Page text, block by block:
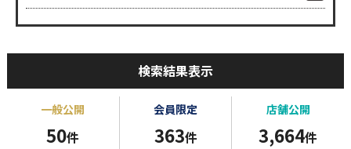
検索結果表示
一般公開
50件
会員限定
363件
店舗公開
3,664件